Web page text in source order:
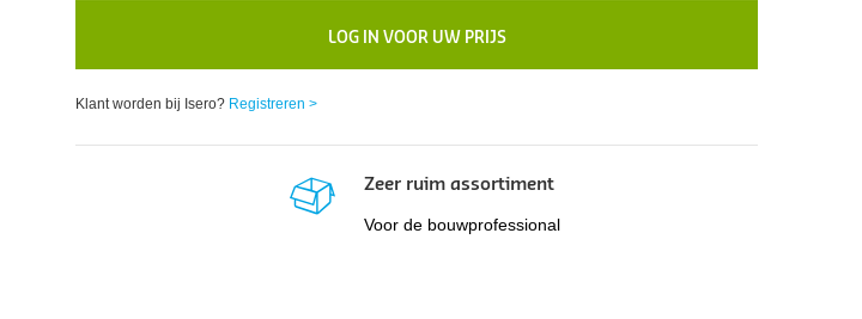
LOG IN VOOR UW PRIJS
Klant worden bij Isero? Registreren >
Zeer ruim assortiment
Voor de bouwprofessional